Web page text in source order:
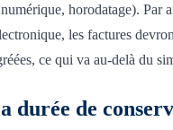
horodatage). Par
les factures
ce qui va au-delà du
durée de